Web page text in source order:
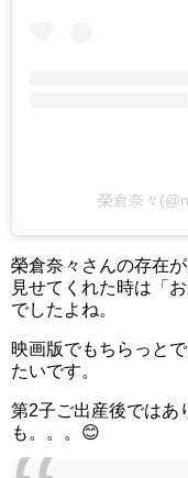
榮倉奈々
榮倉奈々さんの存在
見せてくれた時は「
でしたよね。
映画版でもちらっと
たいです。
第2子ご出産後ではあ
も。。。😊